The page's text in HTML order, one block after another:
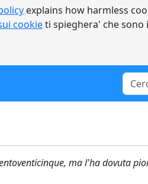
explains how harmless
cookieti spieghera' che sono
ma l'ha dovuta